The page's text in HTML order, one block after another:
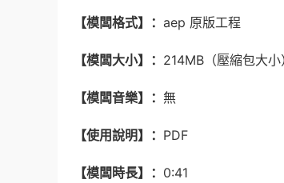
【模闆格式】： aep 原版工程
【模闆大小】： 214MB（壓縮包大小
【模闆音樂】： 無
【使用說明】： PDF
【模闆時長】： 0:41